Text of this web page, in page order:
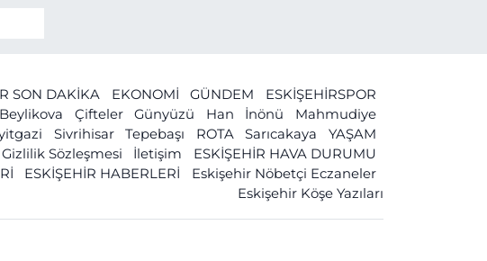
SON DAKİKA EKONOMİ GÜNDEM
ESKİŞEHİRSPOR
Beylikova Çifteler Günyüzü Han İnönü
Mahmudiye
Sivrihisar Tepebaşı ROTA Sarıcakaya
YAŞAM
Gizlilik Sözleşmesi İletişim
ESKİŞEHİR HAVA DURUMU
ESKİŞEHİR HABERLERİ
Eskişehir Nöbetçi Eczaneler
Eskişehir Köşe Yazıları